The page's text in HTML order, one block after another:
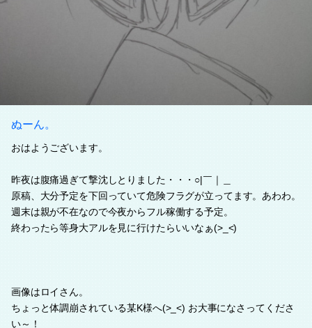
ぬーん。
おはようございます。
昨夜は腹痛過ぎて撃沈しとりました・・・○|￣｜＿
原稿、大分予定を下回っていて危険フラグが立ってます。あわわ。
週末は親が不在なので今夜からフル稼働する予定。
終わったら等身大アルを見に行けたらいいなぁ(>_<)
画像はロイさん。
ちょっと体調崩されている某K様へ(>_<) お大事になさってくださ
い～！